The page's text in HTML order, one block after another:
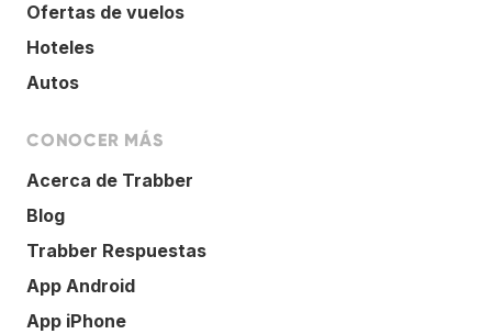
Ofertas de vuelos
Hoteles
Autos
CONOCER MÁS
Acerca de Trabber
Blog
Trabber Respuestas
App Android
App iPhone